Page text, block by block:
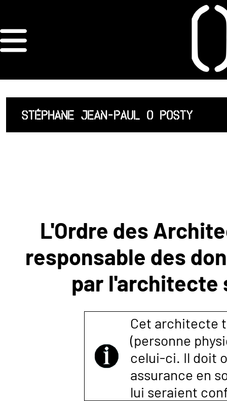
ORDRE DES
ARCHITECTES
ACCUEIL
LISTE DES
NOUS
CONTACTER
STÉPHANE JEAN-PAUL O POSTY
L'Ordre des
responsable des
par l'architecte
Cet architecte
(personne
celui-ci. Il doit
assurance en
lui seraient